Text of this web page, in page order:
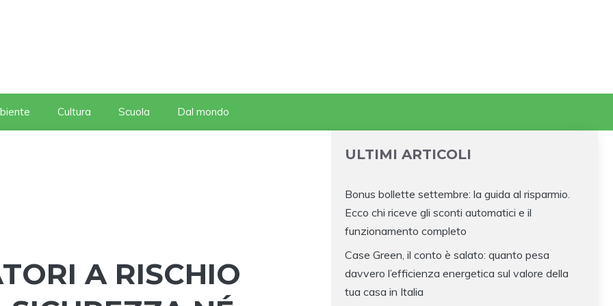
Cultura Scuola Dal mondo
A RISCHIO
ULTIMI ARTICOLI
Bonus bollette settembre: la guida al risparmio.
Ecco chi riceve gli sconti automatici e il
funzionamento completo
Case Green, il conto è salato: quanto pesa
davvero l’efficienza energetica sul valore della
tua casa in Italia